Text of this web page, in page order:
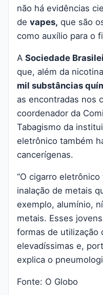
não há evidências
de vapes, que são
como auxílio para o
A Sociedade
que, além da
mil substâncias
as encontradas nos
coordenador da
Tabagismo da
eletrônico também
cancerígenas.
“O cigarro
inalação de metais
exemplo, alumínio,
metais. Esses
formas de utilização
elevadíssimas e,
explica o
Fonte: O Globo